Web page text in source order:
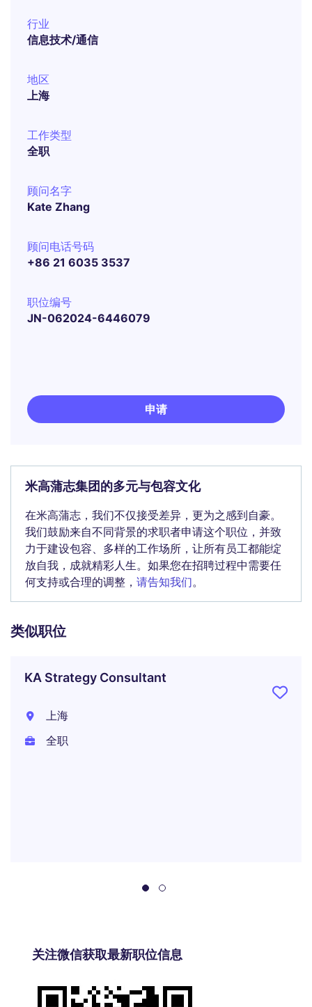
行业
信息技术/通信
地区
上海
工作类型
全职
顾问名字
Kate Zhang
顾问电话号码
+86 21 6035 3537
职位编号
JN-062024-6446079
申请
米高蒲志集团的多元与包容文化
在米高蒲志，我们不仅接受差异，更为之感到自豪。
我们鼓励来自不同背景的求职者申请这个职位，并致
力于建设包容、多样的工作场所，让所有员工都能绽
放自我，成就精彩人生。如果您在招聘过程中需要任
何支持或合理的调整， 请告知我们。
类似职位
KA Strategy Consultant
上海
全职
关注微信获取最新职位信息